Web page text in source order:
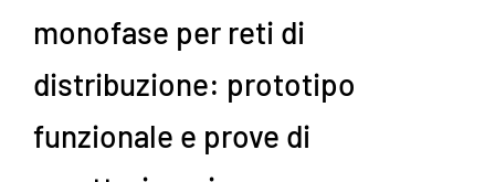
monofase per reti di
distribuzione: prototipo
funzionale e prove di